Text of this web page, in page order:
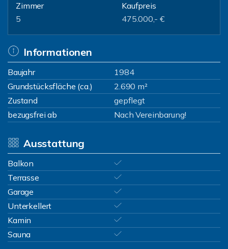
Zimmer
5
Kaufpreis
475.000,- €
Informationen
Baujahr
1984
Grundstücksfläche (ca.)
2.690 m²
Zustand
gepflegt
bezugsfrei ab
Nach Vereinbarung!
Ausstattung
Balkon
Terrasse
Garage
Unterkellert
Kamin
Sauna